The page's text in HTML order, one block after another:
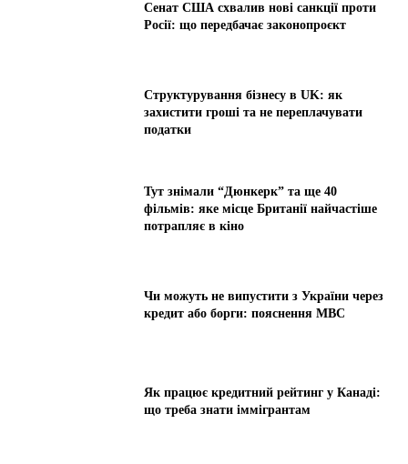
Сенат США схвалив нові санкції проти
Росії: що передбачає законопроєкт
Структурування бізнесу в UK: як
захистити гроші та не переплачувати
податки
Тут знімали “Дюнкерк” та ще 40
фільмів: яке місце Британії найчастіше
потрапляє в кіно
Чи можуть не випустити з України через
кредит або борги: пояснення МВС
Як працює кредитний рейтинг у Канаді:
що треба знати іммігрантам